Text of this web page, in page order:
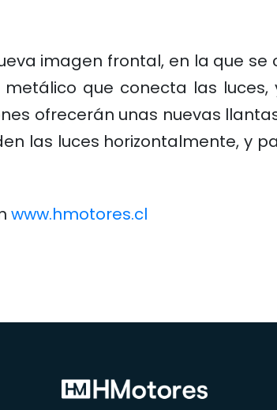
imagen frontal, en la que
que conecta las
ofrecerán unas nuevas
las luces horizontalmente, y
www.hmotores.cl